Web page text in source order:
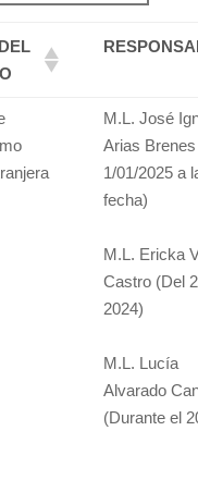
M.L. José
Arias
1/01/2025 a
fecha)
M.L. Ericka
Castro (Del
2024)
M.L. Lucía
Alvarado
(Durante el